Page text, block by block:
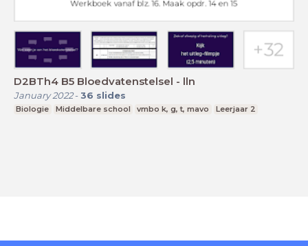
D2BTh4 B5 Bloedvatenstelsel - lln
January 2022- 36 slides
Biologie Middelbare school vmbo k, g, t, mavo Leerjaar 2